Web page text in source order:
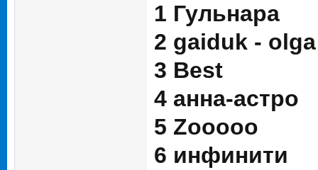
1 Гульнара
2 gaiduk - olga
3 Best
4 анна-астро
5 Zooooo
6 инфинити